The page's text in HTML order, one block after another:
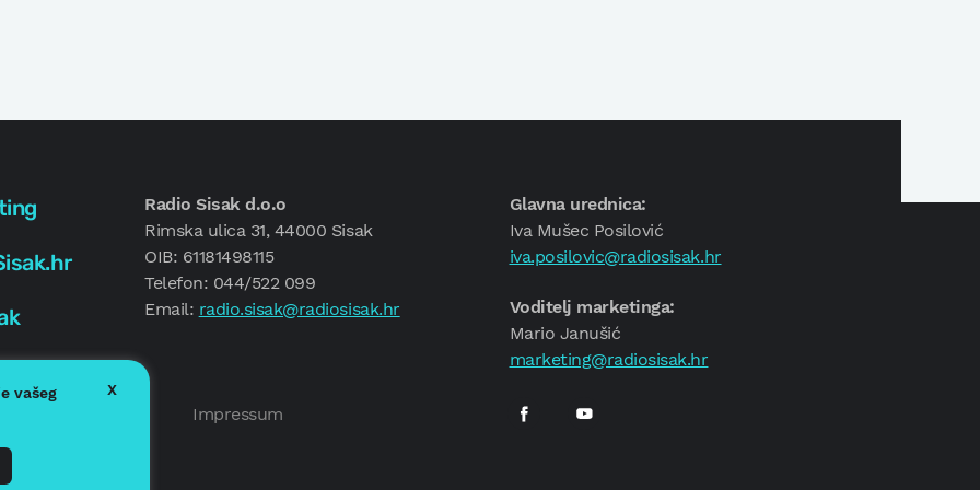
Radio Sisak d.o.o
Rimska ulica 31, 44000 Sisak
OIB: 61181498115
Telefon: 044/522 099
Email: radio.sisak@radiosisak.hr
Glavna urednica:
Iva Mušec Posilović
iva.posilovic@radiosisak.hr
Voditelj marketinga:
Mario Janušić
marketing@radiosisak.hr
Impressum
vašeg
X